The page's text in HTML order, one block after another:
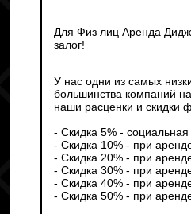
Для Физ лиц Аренда
залог!
У нас одни из самых
большинства компаний
наши расценки и скидки
- Скидка 5% -
- Скидка 10% - при
- Скидка 20% - при
- Скидка 30% - при
- Скидка 40% - при
- Скидка 50% - при